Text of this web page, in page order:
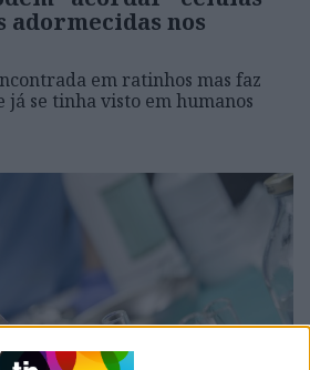
adormecidas nos
em ratinhos mas faz
já se tinha visto em humanos